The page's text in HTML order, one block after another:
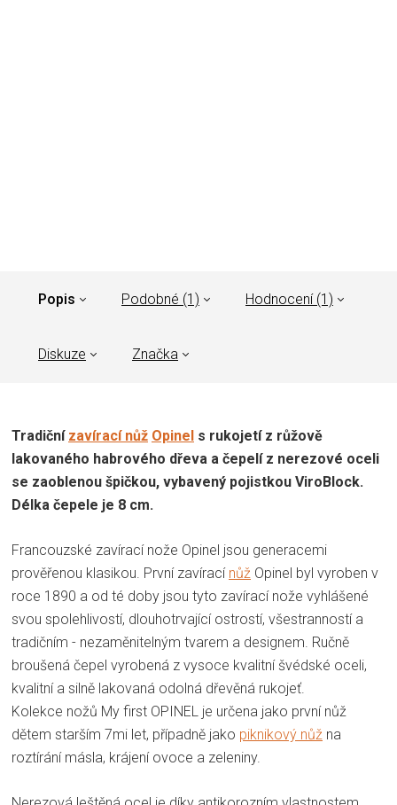
Popis Podobné (1) Hodnocení (1)
Diskuze Značka
Tradiční zavírací nůž Opinel s rukojetí z růžově
lakovaného habrového dřeva a čepelí z nerezové oceli
se zaoblenou špičkou, vybavený pojistkou ViroBlock.
Délka čepele je 8 cm.
Francouzské zavírací nože Opinel jsou generacemi
prověřenou klasikou. První zavírací nůž Opinel byl vyroben v
roce 1890 a od té doby jsou tyto zavírací nože vyhlášené
svou spolehlivostí, dlouhotrvající ostrostí, všestranností a
tradičním - nezaměnitelným tvarem a designem. Ručně
broušená čepel vyrobená z vysoce kvalitní švédské oceli,
kvalitní a silně lakovaná odolná dřevěná rukojeť.
Kolekce nožů My first OPINEL je určena jako první nůž
dětem starším 7mi let, případně jako piknikový nůž na
roztírání másla, krájení ovoce a zeleniny.